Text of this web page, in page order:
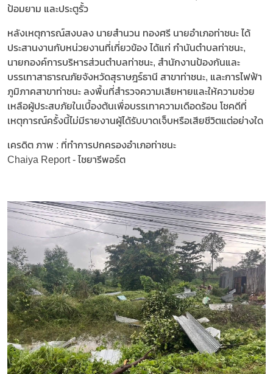
ป้อมยาม และประตูรั้ว
หลังเหตุการณ์สงบลง นายสำนวน ทองศรี นายอำเภอท่าชนะ ได้
ประสานงานกับหน่วยงานที่เกี่ยวข้อง ได้แก่ กำนันตำบลท่าชนะ,
นายกองค์การบริหารส่วนตำบลท่าชนะ, สำนักงานป้องกันและ
บรรเทาสาธารณภัยจังหวัดสุราษฎร์ธานี สาขาท่าชนะ, และการไฟฟ้า
ภูมิภาคสาขาท่าชนะ ลงพื้นที่สำรวจความเสียหายและให้ความช่วย
เหลือผู้ประสบภัยในเบื้องต้นเพื่อบรรเทาความเดือดร้อน โชคดีที่
เหตุการณ์ครั้งนี้ไม่มีรายงานผู้ได้รับบาดเจ็บหรือเสียชีวิตแต่อย่างใด
เครดิต ภาพ : ที่ทำการปกครองอำเภอท่าชนะ
Chaiya Report - ไชยารีพอร์ต